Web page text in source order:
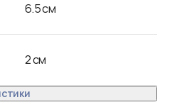
6.5см
2см